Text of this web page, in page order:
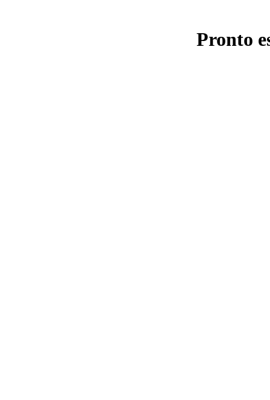
Pronto